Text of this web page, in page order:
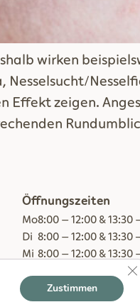
wirken
Effekt zeigen.
Öffnungszeiten
Mo
Di
Mi
8:00 – 12:00 & 13:30
8:00 – 12:00 & 13:30
8:00 – 12:00 & 13:30
8:00 – 12:00 & 13:30
8:00 – 12:00 & 13:30
Zustimmen